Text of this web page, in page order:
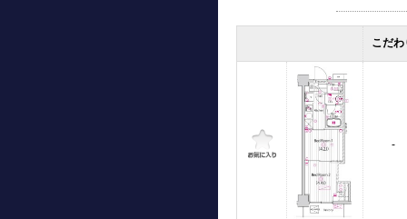
こだわ
-